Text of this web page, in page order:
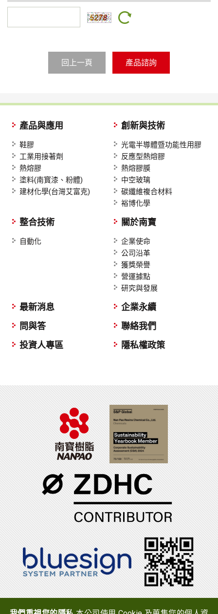
回上一頁
產品與應用
鞋膠
工業用接著劑
熱熔膠
塗料(南寳漆、粉體)
建材化學(台灣艾富克)
創新與技術
光電半導體暨功能性用膠
反應型熱熔膠
熱熔膠膜
中空玻璃
碳纖維複合材料
裕博化學
整合技術
自動化
關於南寶
企業使命
公司沿革
獲獎榮譽
營運據點
研究與發展
最新消息
問與答
投資人專區
企業永續
聯絡我們
隱私權政策